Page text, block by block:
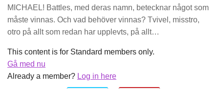
MICHAEL! Battles, med deras namn, betecknar något som
måste vinnas. Och vad behöver vinnas? Tvivel, misstro,
otro på allt som redan har upplevts, på allt…
This content is for Standard members only.
Gå med nu
Already a member? Log in here